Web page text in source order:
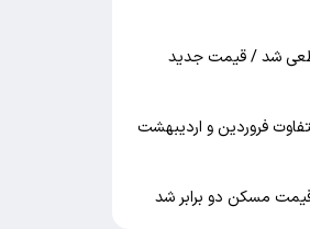
شد / قیمت جدید
فروردین و اردیبهشت
مسکن دو برابر شد